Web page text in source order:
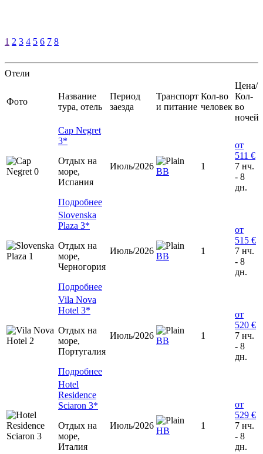
1 2 3 4 5 6 7 8
Отели
Фото
Название
тура, отель
Период
заезда
Транспорт
и питание
Кол-во
человек
Цена/
Кол-
во
ночей
Cap Negret
3*
Отдых на
море,
Испания
Подробнее
Июль/2026
BB
1
от
511 €
7 нч.
- 8
дн.
Slovenska
Plaza 3*
Отдых на
море,
Черногория
Подробнее
Июль/2026
ВВ
1
от
515 €
7 нч.
- 8
дн.
Vila Nova
Hotel 3*
Отдых на
море,
Португалия
Подробнее
Июль/2026
BB
1
от
520 €
7 нч.
- 8
дн.
Hotel
Residence
Sciaron 3*
Отдых на
море,
Италия
Июль/2026
HB
1
от
529 €
7 нч.
- 8
дн.